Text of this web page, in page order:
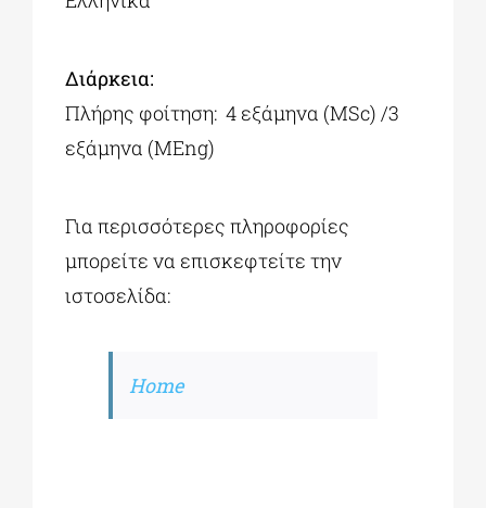
Διάρκεια:
Πλήρης φοίτηση: 4 εξάμηνα (MSc) /3
εξάμηνα (MEng)
Για περισσότερες πληροφορίες
μπορείτε να επισκεφτείτε την
ιστοσελίδα:
Home